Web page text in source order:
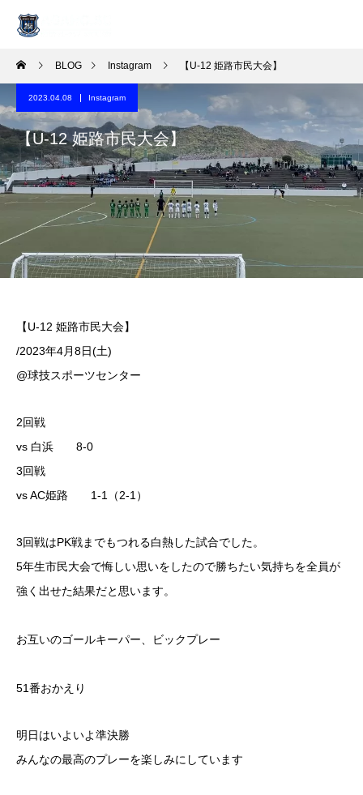
BLOG Instagram 【U-12 姫路市民大会】
2023.04.08 Instagram
【U-12 姫路市民大会】
【U-12 姫路市民大会】
️/️2023年4月8日(土)
@球技スポーツセンター
2回戦
vs 白浜 8-0
3回戦
vs AC姫路 1-1（2-1）
3回戦はPK戦までもつれる白熱した試合でした。
5年生市民大会で悔しい思いをしたので勝ちたい気持ちを全員が
強く出せた結果だと思います。
お互いのゴールキーパー、ビックプレー
51番おかえり
明日はいよいよ準決勝️
みんなの最高のプレーを楽しみにしています️